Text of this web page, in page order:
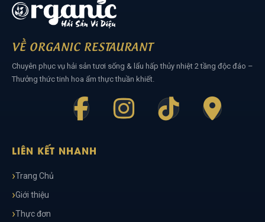
VỀ ORGANIC RESTAURANT
Chuyên phục vụ hải sản tươi sống & lẩu hấp thủy nhiệt 2 tầng độc đáo –
Thưởng thức tinh hoa ẩm thực thuần khiết.
LIÊN KẾT NHANH
Trang Chủ
Giới thiệu
Thực đơn